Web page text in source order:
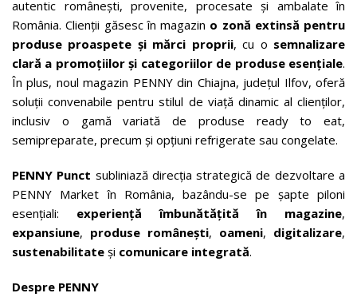
autentic românești, provenite, procesate și ambalate în
România. Clienții găsesc în magazin o zonă extinsă pentru
produse proaspete și mărci proprii, cu o semnalizare
clară a promoțiilor și categoriilor de produse esențiale.
În plus, noul magazin PENNY din Chiajna, județul Ilfov, oferă
soluții convenabile pentru stilul de viață dinamic al clienților,
inclusiv o gamă variată de produse ready to eat,
semipreparate, precum și opțiuni refrigerate sau congelate.
PENNY Punct subliniază direcția strategică de dezvoltare a
PENNY Market în România, bazându-se pe șapte piloni
esențiali: experiență îmbunătățită în magazine,
expansiune, produse românești, oameni, digitalizare,
sustenabilitate și comunicare integrată.
Despre PENNY